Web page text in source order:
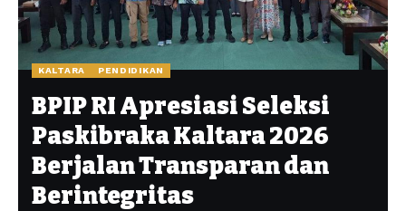
KALTARA PENDIDIKAN
BPIP RI Apresiasi Seleksi
Paskibraka Kaltara 2026
Berjalan Transparan dan
Berintegritas